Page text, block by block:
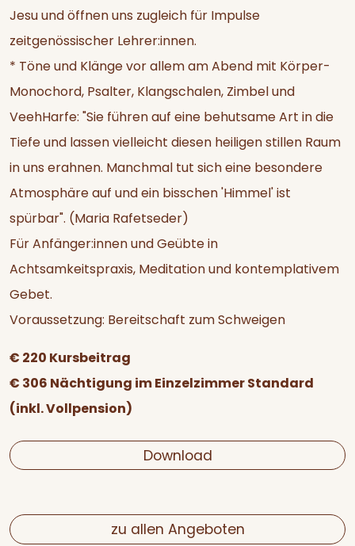
Jesu und öffnen uns zugleich für Impulse
zeitgenössischer Lehrer:innen.
* Töne und Klänge vor allem am Abend mit Körper-
Monochord, Psalter, Klangschalen, Zimbel und
VeehHarfe: "Sie führen auf eine behutsame Art in die
Tiefe und lassen vielleicht diesen heiligen stillen Raum
in uns erahnen. Manchmal tut sich eine besondere
Atmosphäre auf und ein bisschen 'Himmel' ist
spürbar". (Maria Rafetseder)
Für Anfänger:innen und Geübte in
Achtsamkeitspraxis, Meditation und kontemplativem
Gebet.
Voraussetzung: Bereitschaft zum Schweigen
€ 220 Kursbeitrag
€ 306 Nächtigung im Einzelzimmer Standard
(inkl. Vollpension)
Download
zu allen Angeboten